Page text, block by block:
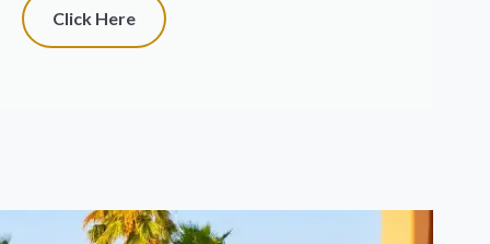
Click Here